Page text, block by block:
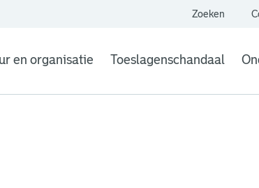
Zoeken
en organisatie Toeslagenschandaal